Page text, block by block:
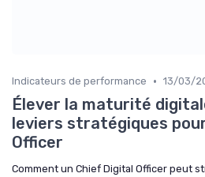
Indicateurs de performance • 13/03/
Élever la maturité
leviers stratégiques
Officer
Comment un Chief Digital Officer peut